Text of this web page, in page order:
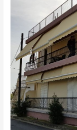
τον
ιδανικό
σκιερό
χώρο